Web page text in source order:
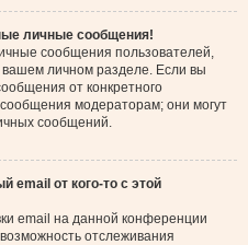
личные сообщения!
сообщения пользователей,
личном разделе. Если вы
от конкретного
модераторам; они могут
сообщений.
email от кого-то с этой
email на данной конференции
отслеживания